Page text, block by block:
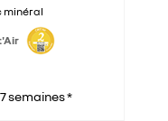
minéral
semaines *